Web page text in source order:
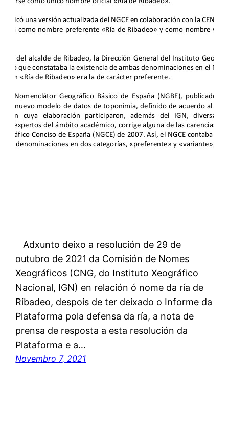
Adxunto deixo a resolución de 29 de
outubro de 2021 da Comisión de Nomes
Xeográficos (CNG, do Instituto Xeográfico
Nacional, IGN) en relación ó nome da ría de
Ribadeo, despois de ter deixado o Informe da
Plataforma pola defensa da ría, a nota de
prensa de resposta a esta resolución da
Plataforma e a…
Novembro 7, 2021